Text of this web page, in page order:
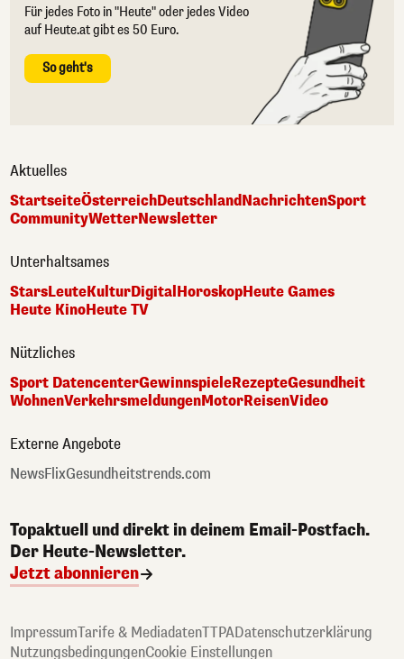
Für jedes Foto in "Heute" oder jedes Video
auf Heute.at gibt es 50 Euro.
So geht's
Aktuelles
StartseiteÖsterreichDeutschlandNachrichtenSport
CommunityWetterNewsletter
Unterhaltsames
StarsLeuteKulturDigitalHoroskopHeute Games
Heute KinoHeute TV
Nützliches
Sport DatencenterGewinnspieleRezepteGesundheit
WohnenVerkehrsmeldungenMotorReisenVideo
Externe Angebote
NewsFlixGesundheitstrends.com
Topaktuell und direkt in deinem Email-Postfach.
Der Heute-Newsletter.
Jetzt abonnieren
ImpressumTarife & MediadatenTTPADatenschutzerklärung
NutzungsbedingungenCookie Einstellungen